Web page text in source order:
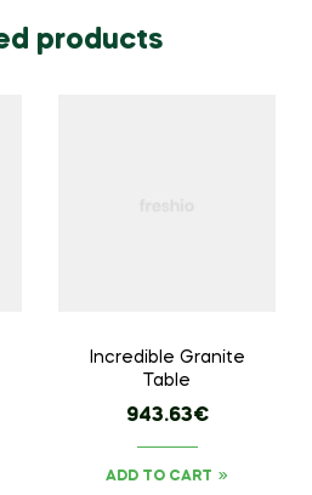
products
Incredible Granite
Table
943.63€
ADD TO CART